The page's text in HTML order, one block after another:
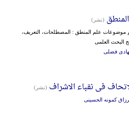
(نشر)
موضوعات علم المنطق : المصطلحات، التعریف،
البحث العلمی
فضلی
فی نقباء الاشراف (نشر)
کمونه الحسینی